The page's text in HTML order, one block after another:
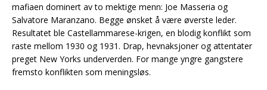
mafiaen dominert av to mektige menn: Joe Masseria og
Salvatore Maranzano. Begge ønsket å være øverste leder.
Resultatet ble Castellammarese-krigen, en blodig konflikt som
raste mellom 1930 og 1931. Drap, hevnaksjoner og attentater
preget New Yorks underverden. For mange yngre gangstere
fremsto konflikten som meningsløs.